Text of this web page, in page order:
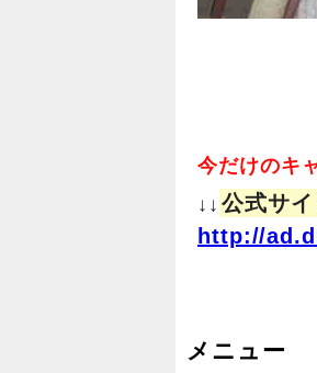
今だけのキ
↓↓ 公式サ
http://
メニュー